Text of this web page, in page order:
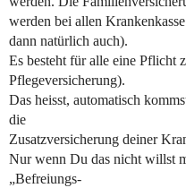
werden bei allen
dann natürlich auch).
Es besteht für alle eine Pflicht
Pflegeversicherung).
Das heisst, automatisch
die
Zusatzversicherung deiner
Nur wenn Du das nicht willst
„Befreiungs-